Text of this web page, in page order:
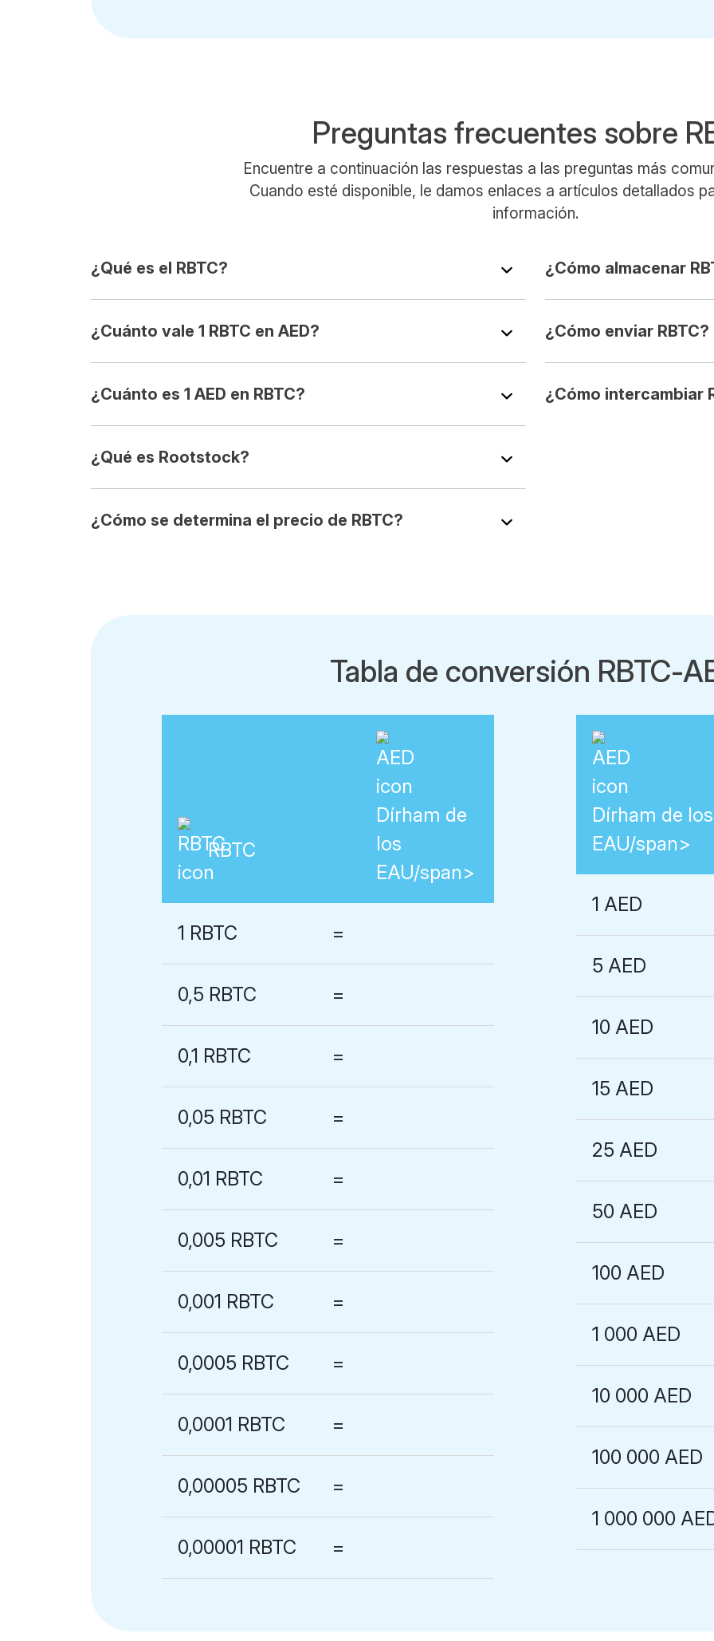
Preguntas frecuentes sobre
Encuentre a continuación las respuestas a las preguntas más
Cuando esté disponible, le damos enlaces a artículos detallados
información.
¿Qué es el RBTC?
¿Cuánto vale 1 RBTC en AED?
¿Cuánto es 1 AED en RBTC?
¿Qué es Rootstock?
¿Cómo se determina el precio de RBTC?
¿Cómo almacenar
¿Cómo enviar RBTC?
¿Cómo intercambiar
Tabla de conversión RBTC-
RBTC
Dírham de
los
EAU/span>
1 RBTC =
0,5 RBTC =
0,1 RBTC =
0,05 RBTC =
0,01 RBTC =
0,005 RBTC =
0,001 RBTC =
0,0005 RBTC =
0,0001 RBTC =
0,00005 RBTC =
0,00001 RBTC =
Dírham de los
EAU/span>
1 AED
5 AED
10 AED
15 AED
25 AED
50 AED
100 AED
1 000 AED
10 000 AED
100 000 AED
1 000 000